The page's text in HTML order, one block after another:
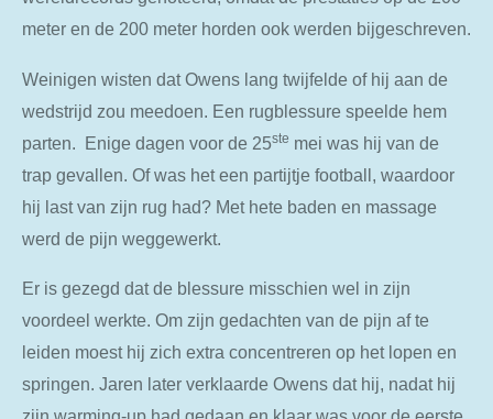
meter en de 200 meter horden ook werden bijgeschreven.
Weinigen wisten dat Owens lang twijfelde of hij aan de
wedstrijd zou meedoen. Een rugblessure speelde hem
parten. Enige dagen voor de 25ste mei was hij van de
trap gevallen. Of was het een partijtje football, waardoor
hij last van zijn rug had? Met hete baden en massage
werd de pijn weggewerkt.
Er is gezegd dat de blessure misschien wel in zijn
voordeel werkte. Om zijn gedachten van de pijn af te
leiden moest hij zich extra concentreren op het lopen en
springen. Jaren later verklaarde Owens dat hij, nadat hij